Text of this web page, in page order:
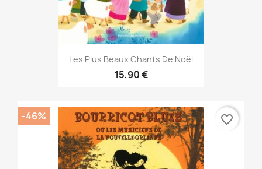
Les Plus Beaux Chants De Noël
15,90 €
-46% favorite_border